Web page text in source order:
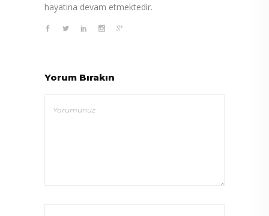
hayatına devam etmektedir.
Yorum Bırakın